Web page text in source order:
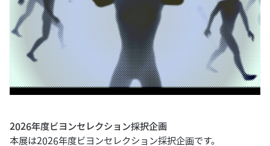
2026年度ビヨンセレクション採択企画
本展は2026年度ビヨンセレクション採択企画です。